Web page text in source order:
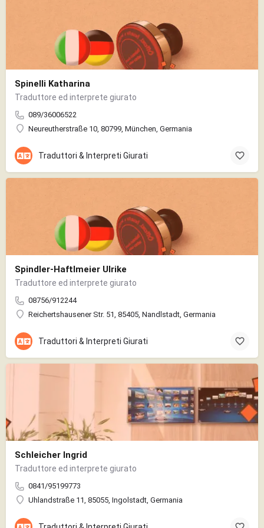
Spinelli Katharina
Traduttore ed interprete giurato
089/36006522
Neureutherstraße 10, 80799, München, Germania
Traduttori & Interpreti Giurati
Spindler-Haftlmeier Ulrike
Traduttore ed interprete giurato
08756/912244
Reichertshausener Str. 51, 85405, Nandlstadt, Germania
Traduttori & Interpreti Giurati
Schleicher Ingrid
Traduttore ed interprete giurato
0841/95199773
Uhlandstraße 11, 85055, Ingolstadt, Germania